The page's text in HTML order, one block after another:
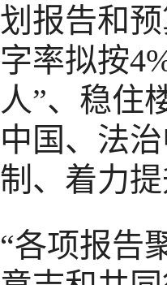
划报告和
字率拟按
人”、稳住
中国、法
制、着力
“各项报告